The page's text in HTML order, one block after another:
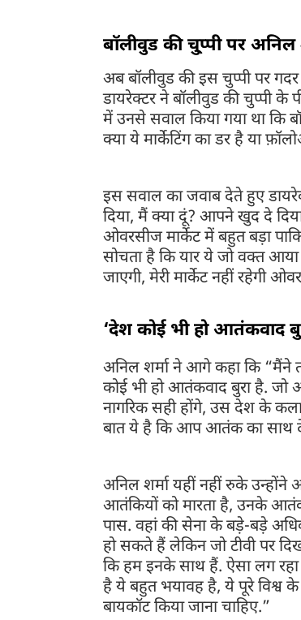
बॉलीवुड की चु्प्पी पर अनिल
अब बॉलीवुड की इस चुप्पी पर गदर
डायरेक्टर ने बॉलीवुड की चुप्पी
में उनसे सवाल किया गया था कि
क्या ये मार्केटिंग का डर है या
इस सवाल का जवाब देते हुए
दिया, मैं क्या दूं? आपने खुद दे
ओवरसीज मार्केट में बहुत बड़ा
सोचता है कि यार ये जो वक्त
जाएगी, मेरी मार्केट नहीं रहेगी
‘देश कोई भी हो आतंकवाद
अनिल शर्मा ने आगे कहा कि “मैंने
कोई भी हो आतंकवाद बुरा है.
नागरिक सही होंगे, उस देश के
बात ये है कि आप आतंक का साथ
अनिल शर्मा यहीं नहीं रुके
आतंकियों को मारता है, उनके
पास. वहां की सेना के बड़े-बड़े
हो सकते हैं लेकिन जो टीवी पर
कि हम इनके साथ हैं. ऐसा लग
है ये बहुत भयावह है, ये पूरे विश्व के
बायकॉट किया जाना चाहिए.”